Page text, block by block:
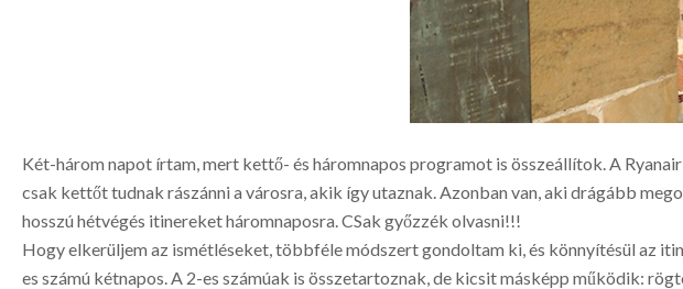
Két-három napot írtam, mert kettő- és háromnapos programot is összeállítok. A
csak kettőt tudnak rászánni a városra, akik így utaznak. Azonban van, aki drágább
hosszú hétvégés itinereket háromnaposra. CSak győzzék olvasni!!!
Hogy elkerüljem az ismétléseket, többféle módszert gondoltam ki, és könnyítésül az
es számú kétnapos. A 2-es számúak is összetartoznak, de kicsit másképp működik: